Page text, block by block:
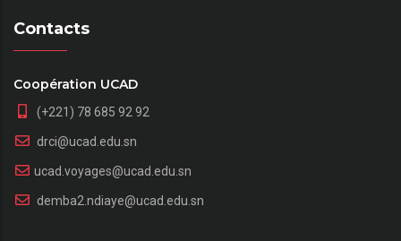
Contacts
Coopération UCAD
(+221) 78 685 92 92
drci@ucad.edu.sn
ucad.voyages@ucad.edu.sn
demba2.ndiaye@ucad.edu.sn